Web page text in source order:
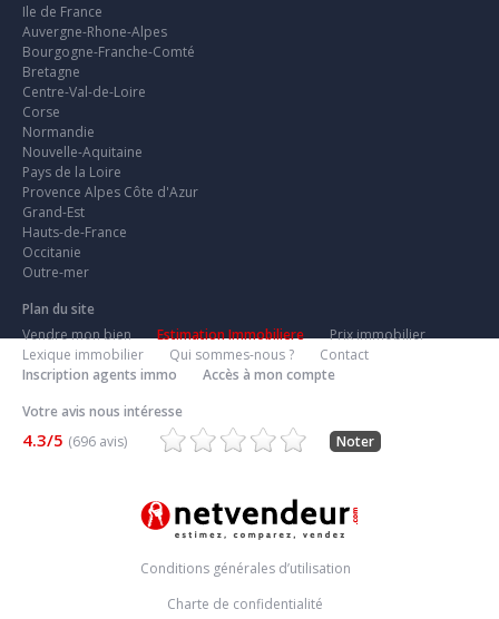
Ile de France
Auvergne-Rhone-Alpes
Bourgogne-Franche-Comté
Bretagne
Centre-Val-de-Loire
Corse
Normandie
Nouvelle-Aquitaine
Pays de la Loire
Provence Alpes Côte d'Azur
Grand-Est
Hauts-de-France
Occitanie
Outre-mer
Plan du site
Vendre mon bien
Estimation Immobiliere
Prix immobilier
Lexique immobilier
Qui sommes-nous ?
Contact
Inscription agents immo
Accès à mon compte
Votre avis nous intéresse
4.3/5 (696 avis) Noter
Conditions générales d’utilisation
Charte de confidentialité